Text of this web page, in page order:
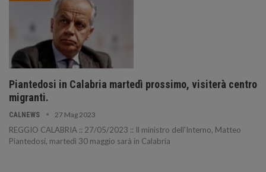
Piantedosi in Calabria martedì prossimo, visiterà centro
migranti.
CALNEWS 27 Mag 2023
REGGIO CALABRIA :: 27/05/2023 :: Il ministro dell'Interno, Matteo
Piantedosi, martedì 30 maggio sarà in Calabria